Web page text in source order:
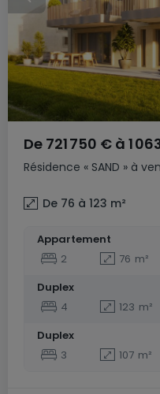
Résidence « SAND » à
De 721 750 € à 1
De 76 à 123 m²
Appartement
2
76 m²
Duplex
4
123 m²
Duplex
3
107 m²